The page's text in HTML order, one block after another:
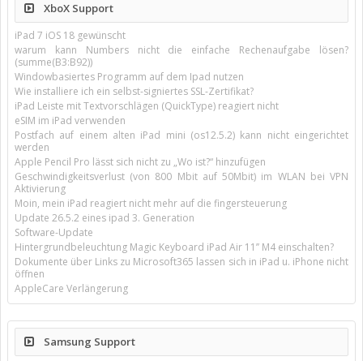
XboX Support
iPad 7 iOS 18 gewünscht
warum kann Numbers nicht die einfache Rechenaufgabe lösen?
(summe(B3:B92))
Windowbasiertes Programm auf dem Ipad nutzen
Wie installiere ich ein selbst-signiertes SSL-Zertifikat?
iPad Leiste mit Textvorschlägen (QuickType) reagiert nicht
eSIM im iPad verwenden
Postfach auf einem alten iPad mini (os12.5.2) kann nicht eingerichtet
werden
Apple Pencil Pro lässt sich nicht zu „Wo ist?“ hinzufügen
Geschwindigkeitsverlust (von 800 Mbit auf 50Mbit) im WLAN bei VPN
Aktivierung
Moin, mein iPad reagiert nicht mehr auf die fingersteuerung
Update 26.5.2 eines ipad 3. Generation
Software-Update
Hintergrundbeleuchtung Magic Keyboard iPad Air 11’’ M4 einschalten?
Dokumente über Links zu Microsoft365 lassen sich in iPad u. iPhone nicht
öffnen
AppleCare Verlängerung
Samsung Support